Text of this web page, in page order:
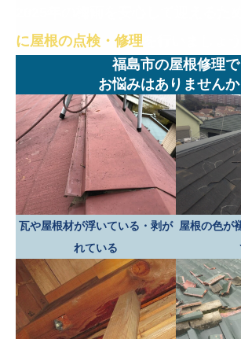
に屋根の点検・修理
福島市の屋根修理で
お悩みはありませんか
瓦や屋根材が浮いている・剥が
れている
屋根の色が